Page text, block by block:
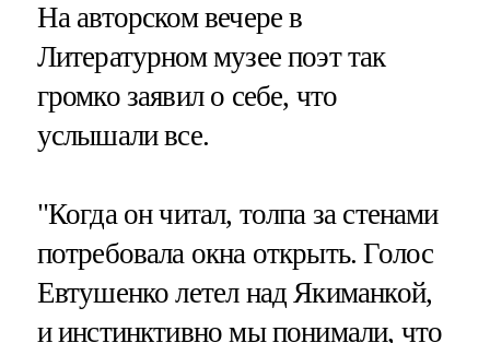
На авторском вечере в
Литературном музее поэт так
громко заявил о себе, что
услышали все.
"Когда он читал, толпа за стенами
потребовала окна открыть. Голос
Евтушенко летел над Якиманкой,
и инстинктивно мы понимали, что